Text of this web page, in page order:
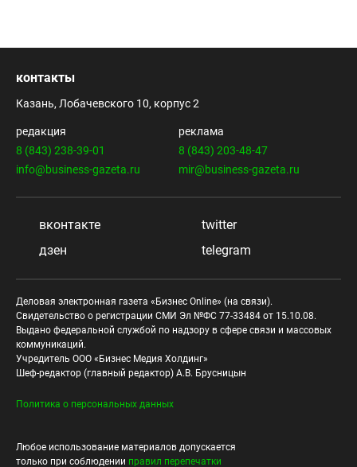
контакты
Казань, Лобачевского 10, корпус 2
редакция
8 (843) 238-39-01
info@business-gazeta.ru
реклама
8 (843) 203-48-47
mir@business-gazeta.ru
вконтакте
twitter
дзен
telegram
Деловая электронная газета «Бизнес Online» (на связи).
Свидетельство о регистрации СМИ Эл №ФС 77-33484 от 15.10.08.
Выдано федеральной службой по надзору в сфере связи и массовых
коммуникаций.
Учредитель ООО «Бизнес Медия Холдинг»
Шеф-редактор (главный редактор) А.В. Брусницын
Политика о персональных данных
Любое использование материалов допускается
только при соблюдении правил перепечатки